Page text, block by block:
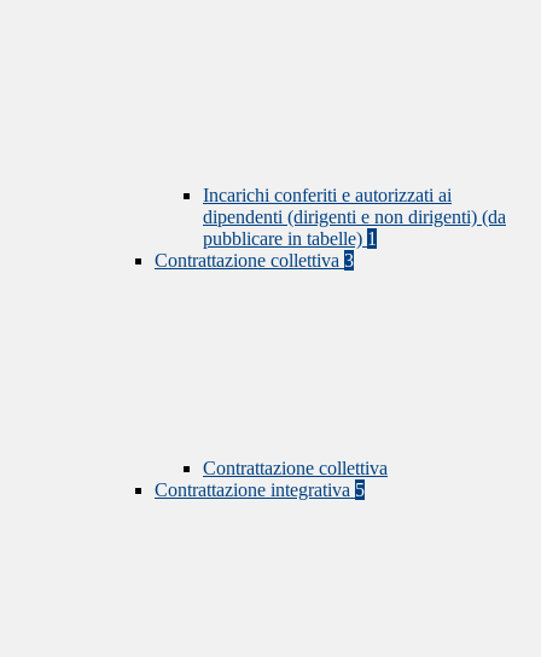
Incarichi conferiti e autorizzati ai
dipendenti (dirigenti e non dirigenti) (da
pubblicare in tabelle) 1
Contrattazione collettiva 3
Contrattazione collettiva
Contrattazione integrativa 5